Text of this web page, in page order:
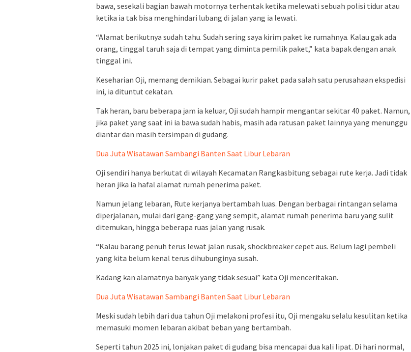
bawa, sesekali bagian bawah motornya terhentak ketika melewati sebuah polisi tidur atau
ketika ia tak bisa menghindari lubang di jalan yang ia lewati.
“Alamat berikutnya sudah tahu. Sudah sering saya kirim paket ke rumahnya. Kalau gak ada
orang, tinggal taruh saja di tempat yang diminta pemilik paket,” kata bapak dengan anak
tinggal ini.
Keseharian Oji, memang demikian. Sebagai kurir paket pada salah satu perusahaan ekspedisi
ini, ia dituntut cekatan.
Tak heran, baru beberapa jam ia keluar, Oji sudah hampir mengantar sekitar 40 paket. Namun,
jika paket yang saat ini ia bawa sudah habis, masih ada ratusan paket lainnya yang menunggu
diantar dan masih tersimpan di gudang.
Dua Juta Wisatawan Sambangi Banten Saat Libur Lebaran
Oji sendiri hanya berkutat di wilayah Kecamatan Rangkasbitung sebagai rute kerja. Jadi tidak
heran jika ia hafal alamat rumah penerima paket.
Namun jelang lebaran, Rute kerjanya bertambah luas. Dengan berbagai rintangan selama
diperjalanan, mulai dari gang-gang yang sempit, alamat rumah penerima baru yang sulit
ditemukan, hingga beberapa ruas jalan yang rusak.
“Kalau barang penuh terus lewat jalan rusak, shockbreaker cepet aus. Belum lagi pembeli
yang kita belum kenal terus dihubunginya susah.
Kadang kan alamatnya banyak yang tidak sesuai” kata Oji menceritakan.
Dua Juta Wisatawan Sambangi Banten Saat Libur Lebaran
Meski sudah lebih dari dua tahun Oji melakoni profesi itu, Oji mengaku selalu kesulitan ketika
memasuki momen lebaran akibat beban yang bertambah.
Seperti tahun 2025 ini, lonjakan paket di gudang bisa mencapai dua kali lipat. Di hari normal,